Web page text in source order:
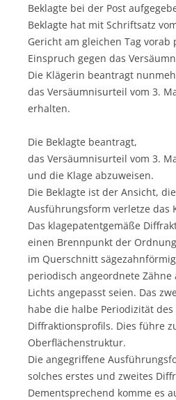
Beklagte bei der Post
Beklagte hat mit Schriftsatz
Gericht am gleichen Tag vorab
Einspruch gegen das
Die Klägerin beantragt
das Versäumnisurteil vom 3.
erhalten.
Die Beklagte beantragt,
das Versäumnisurteil vom 3.
und die Klage abzuweisen.
Die Beklagte ist der Ansicht,
Ausführungsform verletze das
Das klagepatentgemäße
einen Brennpunkt der
im Querschnitt
periodisch angeordnete Zähne
Lichts angepasst seien. Das
habe die halbe Periodizität des
Diffraktionsprofils. Dies führe
Oberflächenstruktur.
Die angegriffene
solches erstes und zweites
Dementsprechend komme es